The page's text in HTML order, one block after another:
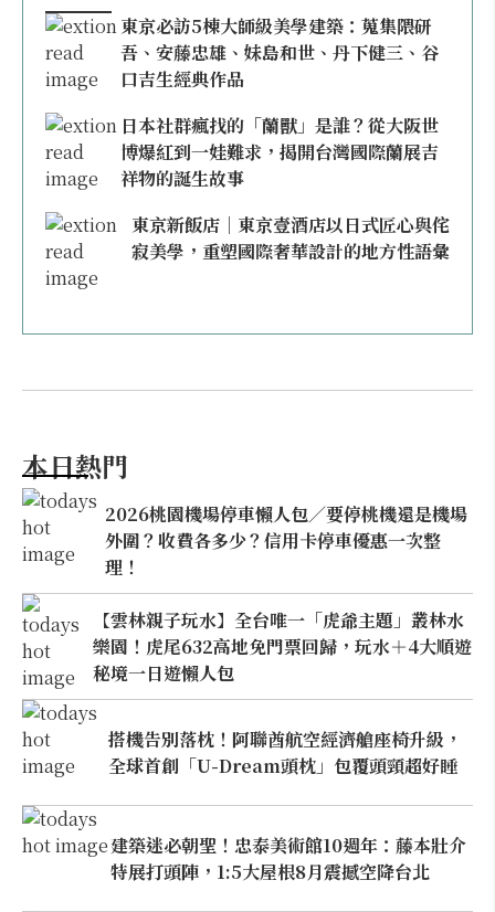
東京必訪5棟大師級美學建築：蒐集隈研
吾、安藤忠雄、妹島和世、丹下健三、谷
口吉生經典作品
日本社群瘋找的「蘭獸」是誰？從大阪世
博爆紅到一娃難求，揭開台灣國際蘭展吉
祥物的誕生故事
東京新飯店｜東京壹酒店以日式匠心與侘
寂美學，重塑國際奢華設計的地方性語彙
本日熱門
2026桃園機場停車懶人包／要停桃機還是機場
外圍？收費各多少？信用卡停車優惠一次整
理！
【雲林親子玩水】全台唯一「虎爺主題」叢林水
樂園！虎尾632高地免門票回歸，玩水＋4大順遊
秘境一日遊懶人包
搭機告別落枕！阿聯酋航空經濟艙座椅升級，
全球首創「U-Dream頭枕」包覆頭頸超好睡
建築迷必朝聖！忠泰美術館10週年：藤本壯介
特展打頭陣，1:5大屋根8月震撼空降台北